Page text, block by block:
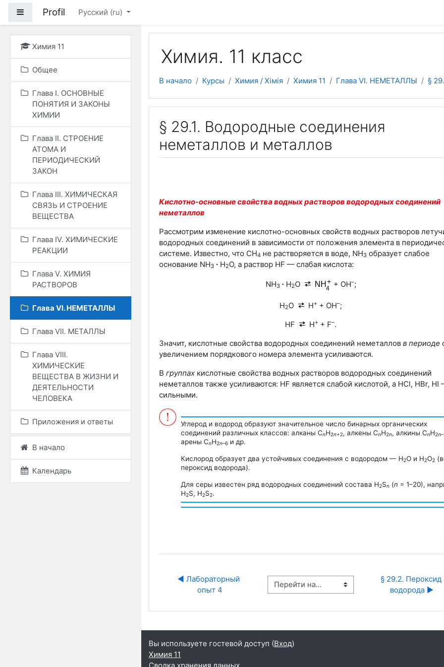
Боковая панель
Profil Русский ‎(ru)‎
Химия 11
Общее
Глава I. ОСНОВНЫЕ
ПОНЯТИЯ И ЗАКОНЫ
ХИМИИ
Глава II. СТРОЕНИЕ
АТОМА И
ПЕРИОДИЧЕСКИЙ
ЗАКОН
Глава III. ХИМИЧЕСКАЯ
СВЯЗЬ И СТРОЕНИЕ
ВЕЩЕСТВА
Глава IV. ХИМИЧЕСКИЕ
РЕАКЦИИ
Глава V. ХИМИЯ
РАСТВОРОВ
Глава VI. НЕМЕТАЛЛЫ
Глава VII. МЕТАЛЛЫ
Глава VIII.
ХИМИЧЕСКИЕ
ВЕЩЕСТВА В ЖИЗНИ И
ДЕЯТЕЛЬНОСТИ
ЧЕЛОВЕКА
Приложения и ответы
В начало
Календарь
Химия. 11 класс
В начало Курсы Химия / Хімія Химия 11 Глава VI. НЕМЕТАЛЛЫ §
§ 29.1. Водородные соединения
неметаллов и металлов
Кислотно-основные свойства водных растворов водородных соединений
неметаллов
Рассмотрим изменение кислотно-основных свойств водных растворов
водородных соединений в зависимости от положения элемента в
системе. Известно, что СН4 не растворяется в воде, NH3 образует слабое
основание NH3 ∙ Н2O, а раствор НF — слабая кислота:
NH3 ∙Н2O + OН–;
Н2О Н+ + ОН–;
HF
H+ + F–.
Значит, кислотные свойства водородных соединений неметаллов в периоде
увеличением порядкового номера элемента усиливаются.
В группах кислотные свойства водных растворов водородных соединений
неметаллов также усиливаются: НF является слабой кислотой, а HCl, HBr, HI
сильными.
Углерод и водород образуют значительное число бинарных органических
соединений различных классов: алканы СnH2n+2, алкены СnH2n, алкины СnH2n
арены СnH2n–6и др.
Кислород образует два устойчивых соединения с водородом — Н2О и Н2О2
пероксид водорода).
Для серы известен ряд водородных соединений состава Н2Sn(n = 1–20),
Н2S, Н2S2.
◀︎ Лабораторный
опыт 4
Перейти на...
§ 29.2. Пероксид
водорода ▶︎
Вы используете гостевой доступ (Вход)
Химия 11